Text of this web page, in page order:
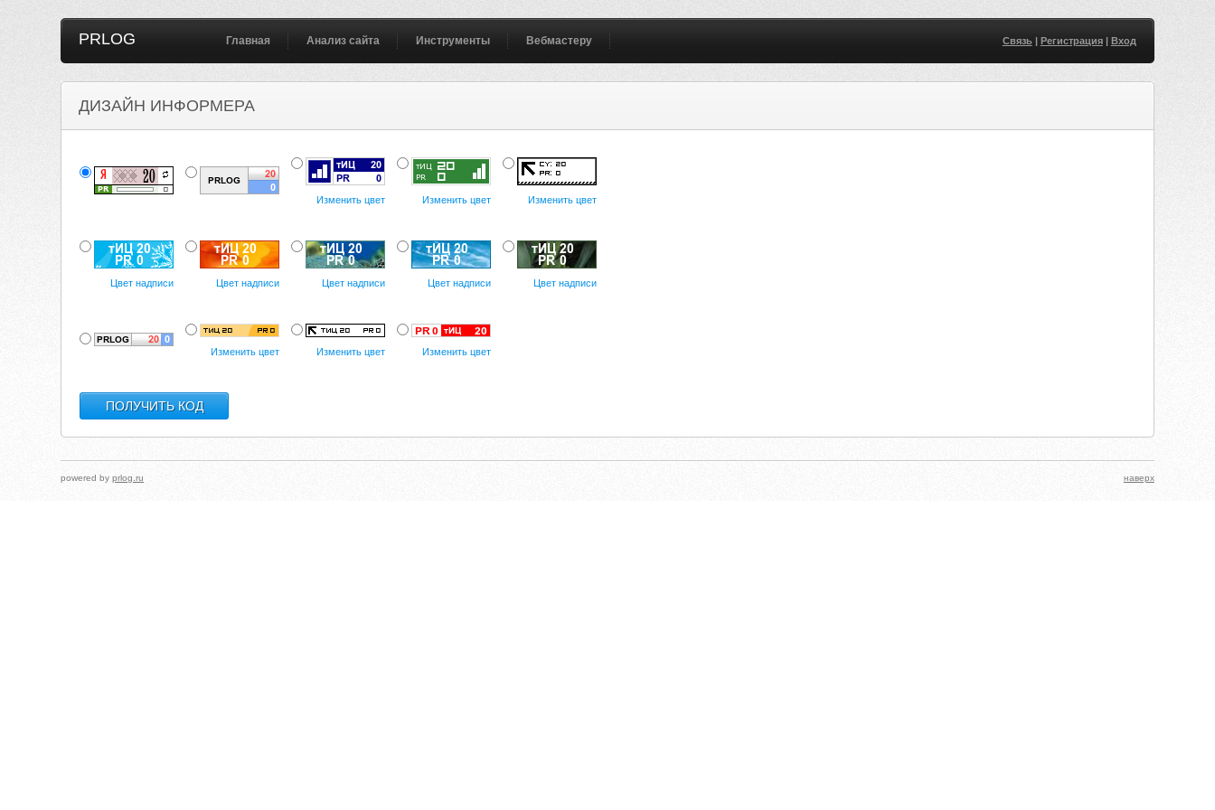
PRLOG Главная Анализ сайта Инструменты Вебмастеру Связь| Регистрация| Вход
ДИЗАЙН ИНФОРМЕРА
Изменить цвет Изменить цвет Изменить цвет
Цвет надписи Цвет надписи Цвет надписи Цвет надписи Цвет надписи
Изменить цвет Изменить цвет Изменить цвет
powered byprlog.ru наверх